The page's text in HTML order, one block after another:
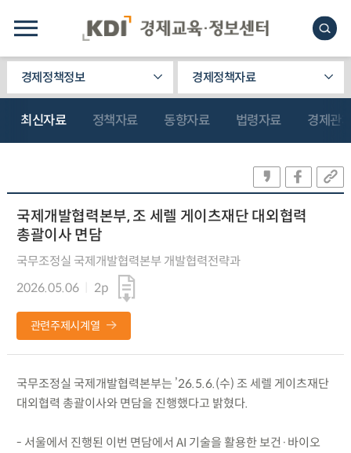
경제정책정보 경제정책자료
최신자료 정책자료 동향자료 법령자료 경제관
국제개발협력본부, 조 세렐 게이츠재단 대외협력
총괄이사 면담
국무조정실 국제개발협력본부 개발협력전략과
2026.05.06
2p
관련주제시계열
국무조정실 국제개발협력본부는 ’26.5.6.(수) 조 세렐 게이츠재단
대외협력 총괄이사와 면담을 진행했다고 밝혔다.
- 서울에서 진행된 이번 면담에서 AI 기술을 활용한 보건·바이오